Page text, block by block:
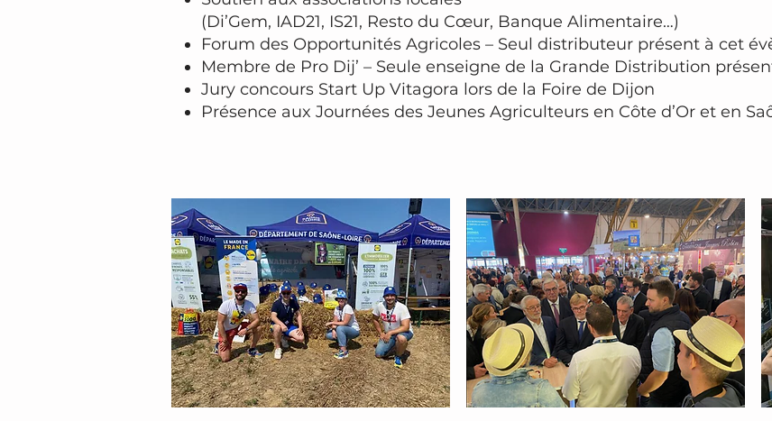
(Di’Gem, IAD21, IS21, Resto du Cœur, Banque Alimentaire…)
Forum des Opportunités Agricoles – Seul distributeur présent à cet
Membre de Pro Dij’ – Seule enseigne de la Grande Distribution
Jury concours Start Up Vitagora lors de la Foire de Dijon
Présence aux Journées des Jeunes Agriculteurs en Côte d’Or et en